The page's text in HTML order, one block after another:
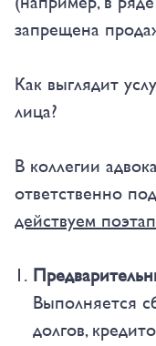
запрещена
Как выглядит
лица?
В коллегии
ответственно
действуем
Выполняется
долгов,